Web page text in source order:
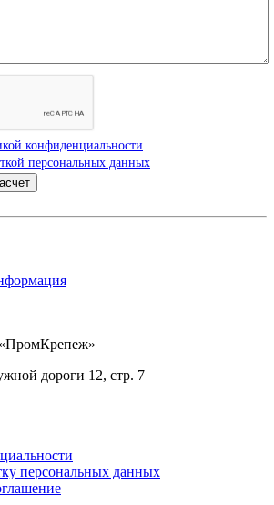
конфиденциальности
персональных данных
дороги 12, стр. 7
персональных данных